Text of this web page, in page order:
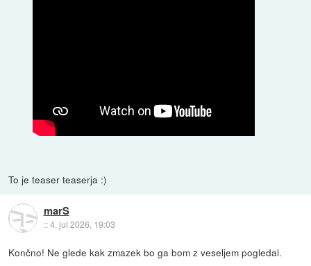
To je teaser teaserja :)
marS
::4. jul 2026, 19:03
Končno! Ne glede kak zmazek bo ga bom z veseljem pogledal.